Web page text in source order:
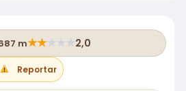
m★★★ ★ ★2,0
Reportar